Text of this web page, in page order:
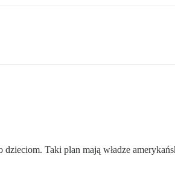
Taki plan mają władze